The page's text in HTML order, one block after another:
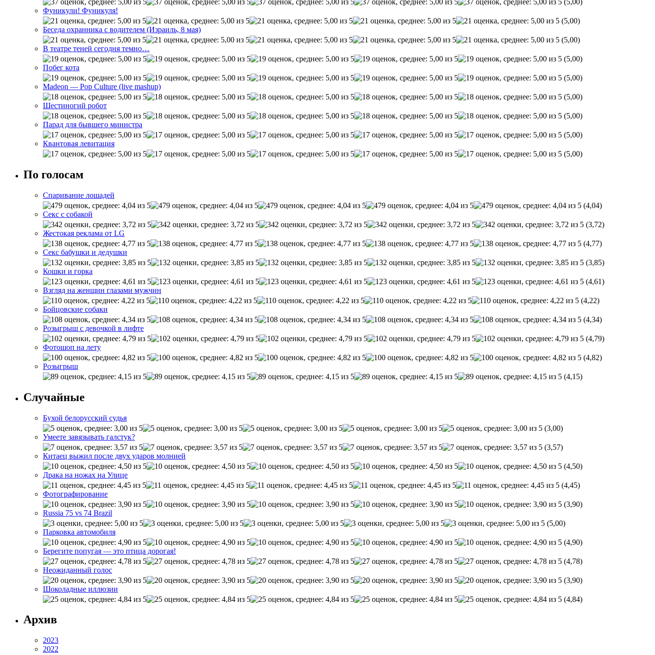
Фуникули! Фуникуля!
(5,00)
Беседа охранника с водителем (Израиль, 8 мая)
(5,00)
В театре теней сегодня темно…
(5,00)
Побег кота
(5,00)
Madeon — Pop Culture (live mashup)
(5,00)
Шестиногий робот
(5,00)
Парад для бывшего министра
(5,00)
Квантовая левитация
(5,00)
По голосам
Спаривание лошадей
(4,04)
Секс с собакой
(3,72)
Жестокая реклама от LG
(4,77)
Секс бабушки и дедушки
(3,85)
Кошки и горка
(4,61)
Взгляд на женщин глазами мужчин
(4,22)
Бойцовские собаки
(4,34)
Розыгрыш с девочкой в лифте
(4,79)
Фотошоп на лету
(4,82)
Розыгрыш
(4,15)
Случайные
Бухой белорусский судья
(3,00)
Умеете завязывать галстук?
(3,57)
Китаец выжил после двух ударов молнией
(4,50)
Драка на ножах на Улице
(4,45)
Фотографирование
(3,90)
Russia 75 vs 74 Brazil
(5,00)
Парковка автомобиля
(4,90)
Берегите попугая — это птица дорогая!
(4,78)
Неожиданный голос
(3,90)
Шоколадные иллюзии
(4,84)
Архив
2023
2022